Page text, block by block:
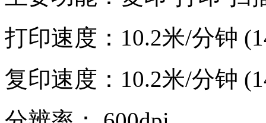
打印速度：10.2米/分钟
复印速度：10.2米/分钟